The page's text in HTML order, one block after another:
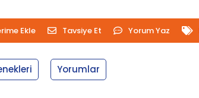
Ekle Tavsiye Et Yorum Yaz
Yorumlar